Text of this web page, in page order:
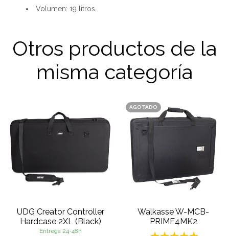
Volumen: 19 litros.
Otros productos de la
misma categoría
UDG Creator Controller
Hardcase 2XL (Black)
Entrega 24-48h
AGOTADO
Walkasse W-MCB-
PRIME4MK2